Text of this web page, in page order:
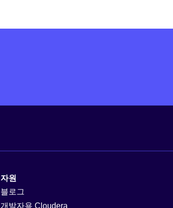
자원
블로그
개발자용 Cloudera